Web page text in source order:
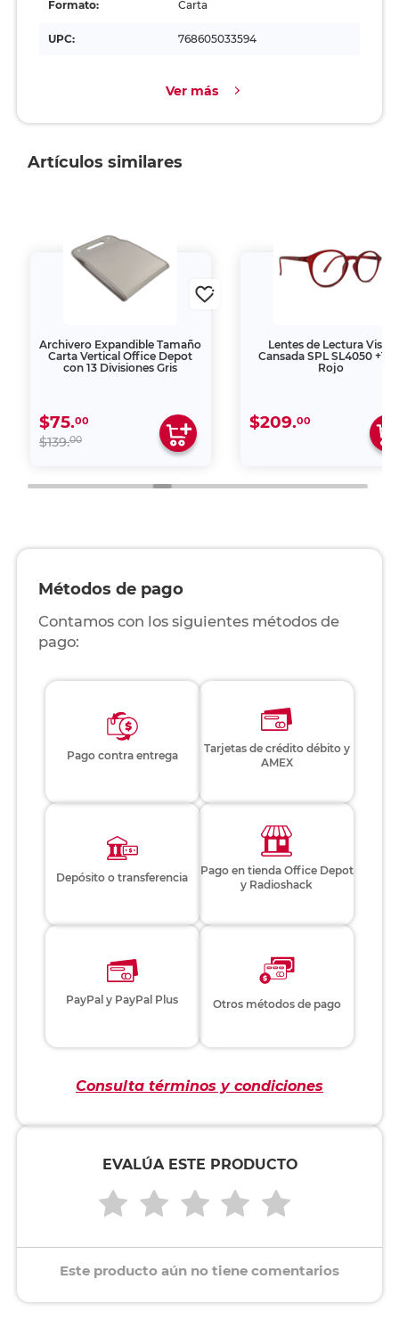
Formato: Carta
UPC: 768605033594
Ver más
Artículos similares
Archivero Expandible Tamaño
Carta Vertical Office Depot
con 13 Divisiones Gris
$75.00
$139.00
Lentes de Lectura Vista
Cansada SPL SL4050
Rojo
$209.00
Métodos de pago
Contamos con los siguientes métodos de
pago:
Pago contra entrega
Tarjetas de crédito débito y
AMEX
Depósito o transferencia
Pago en tienda Office Depot
y Radioshack
PayPal y PayPal Plus Otros métodos de pago
Consulta términos y condiciones
EVALÚA ESTE PRODUCTO
Este producto aún no tiene comentarios